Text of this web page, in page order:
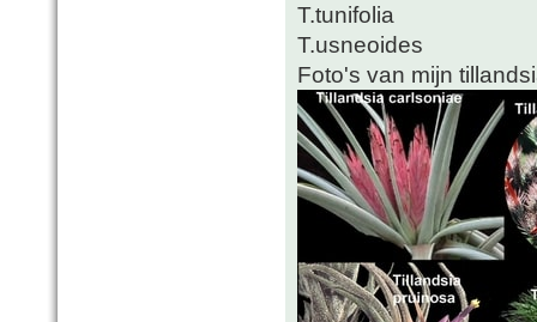
T.tunifolia
T.usneoides
Foto's van mijn